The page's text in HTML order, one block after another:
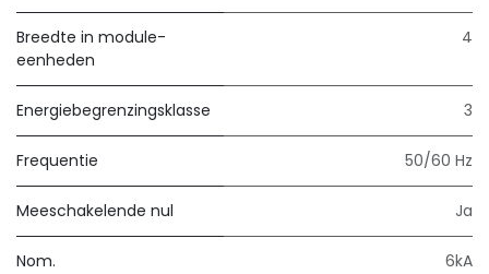
Breedte in module-
eenheden
4
Energiebegrenzingsklasse 3
Frequentie 50/60 Hz
Meeschakelende nul Ja
Nom.
6kA